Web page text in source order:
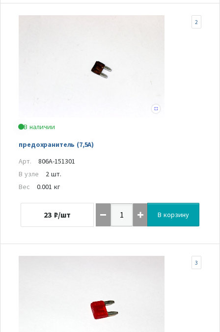
В наличии
предохранитель (7,5А)
2
Арт.
806A-151301
В узле
2 шт.
Вес
0.001 кг
23 ₽/шт В корзину
3